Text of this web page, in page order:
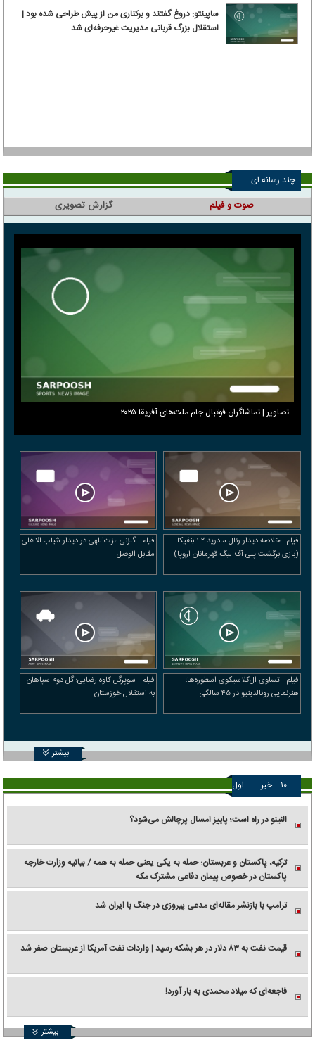
ساپینتو: دروغ گفتند و برکناری من از پیش طراحی شده بود |
استقلال بزرگ قربانی مدیریت غیرحرفه‌ای شد
چند رسانه ای
صوت و فیلم
تصاویر | تماشاگران فوتبال جام ملت‌های آفریقا ۲۰۲۵
فیلم | خلاصه دیدار رئال مادرید ۲-۱ بنفیکا
(بازی برگشت پلی آف لیگ قهرمانان اروپا)
فیلم | گلزنی عزت‌اللهی در دیدار شباب الاهلی
مقابل الوصل
فیلم | تساوی ال‌کلاسیکوی اسطوره‌ها؛
هنرنمایی رونالدینیو در ۴۵ سالگی
فیلم | سوپرگل کاوه رضایی؛ گل دوم سپاهان
به استقلال خوزستان
بیشتر
گزارش تصویری
۱۰ خبر اول
النینو در راه است؛ پاییز امسال پرچالش می‌شود؟
ترکیه، پاکستان و عربستان: حمله به یکی یعنی حمله به همه / بیانیه وزارت خارجه
پاکستان در خصوص پیمان دفاعی مشترک مکه
ترامپ با بازنشر مقاله‌ای مدعی پیروزی در جنگ با ایران شد
قیمت نفت به ۸۳ دلار در هر بشکه رسید | واردات نفت آمریکا از عربستان صفر شد
فاجعه‌ای که میلاد محمدی به بار آورد!
بیشتر